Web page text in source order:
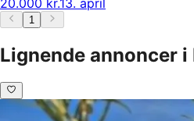
1
Lignende annoncer i